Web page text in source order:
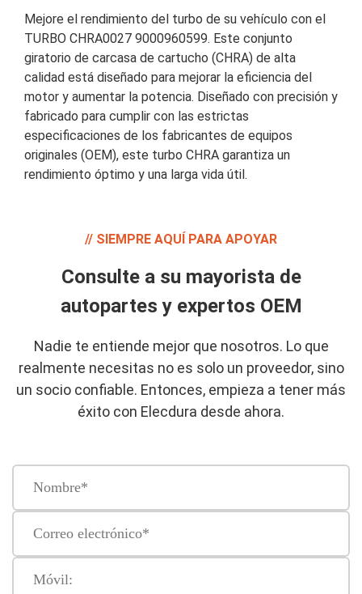
Mejore el rendimiento del turbo de su vehículo con el
TURBO CHRA0027 9000960599. Este conjunto
giratorio de carcasa de cartucho (CHRA) de alta
calidad está diseñado para mejorar la eficiencia del
motor y aumentar la potencia. Diseñado con precisión y
fabricado para cumplir con las estrictas
especificaciones de los fabricantes de equipos
originales (OEM), este turbo CHRA garantiza un
rendimiento óptimo y una larga vida útil.
SIEMPRE AQUÍ PARA APOYAR
Consulte a su mayorista de
autopartes y expertos OEM
Nadie te entiende mejor que nosotros. Lo que
realmente necesitas no es solo un proveedor, sino
un socio confiable. Entonces, empieza a tener más
éxito con Elecdura desde ahora.